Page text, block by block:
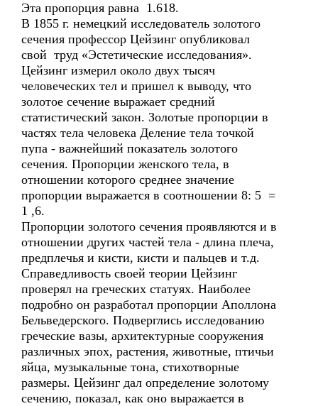
Эта пропорция равна 1.618.
В 1855 г. немецкий исследователь золотого
сечения профессор Цейзинг опубликовал
свой труд «Эстетические исследования».
Цейзинг измерил около двух тысяч
человеческих тел и пришел к выводу, что
золотое сечение выражает средний
статистический закон. Золотые пропорции в
частях тела человека Деление тела точкой
пупа - важнейший показатель золотого
сечения. Пропорции женского тела, в
отношении которого среднее значение
пропорции выражается в соотношении 8: 5 =
1 ,6.
Пропорции золотого сечения проявляются и в
отношении других частей тела - длина плеча,
предплечья и кисти, кисти и пальцев и т.д.
Справедливость своей теории Цейзинг
проверял на греческих статуях. Наиболее
подробно он разработал пропорции Аполлона
Бельведерского. Подверглись исследованию
греческие вазы, архитектурные сооружения
различных эпох, растения, животные, птичьи
яйца, музыкальные тона, стихотворные
размеры. Цейзинг дал определение золотому
сечению, показал, как оно выражается в